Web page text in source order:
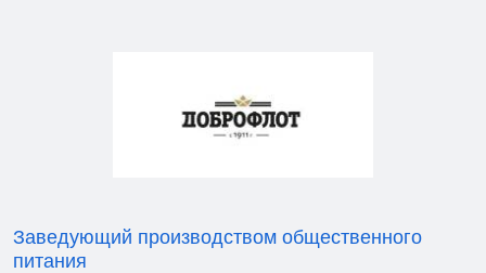
Заведующий производством общественного
питания